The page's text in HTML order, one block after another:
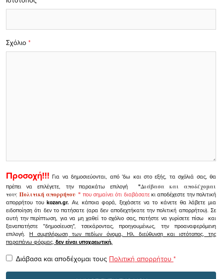
Σχόλιο *
Προσοχή!!! Για να δημοσιεύονται, από 'δω και στο εξής, τα σχόλιά σας, θα
πρέπει να επιλέγετε, την παρακάτω επιλογή
"Διάβασα και αποδέχομαι
τουςΠολιτική απορρήτου" που σημαίνει ότι διαβάσατεκι αποδέχεστε την πολιτική
απορρήτου τουkozan.gr. Αν, κάποια φορά, ξεχάσετε να το κάνετε θα λάβετε μια
ειδοποίηση ότι δεν το πατήσατε (αρα δεν αποδεχτήκατε την πολιτική απορρήτου). Σε
αυτή την περίπτωση, για να μη χαθεί το σχόλιο σας, πατήστε να γυρίσετε πίσω και
ξαναπατήστε "δημοσίευση", τσεκάροντας, προηγουμένως, την προαναφερόμενη
επιλογή.Η συμπλήρωση των πεδίων όνομα, Ηλ. διεύθυνση και ιστότοπος, της
παραπάνω φόρμας, δεν είναι υποχρεωτική.
Διάβασα και αποδέχομαι τους Πολιτική απορρήτου *